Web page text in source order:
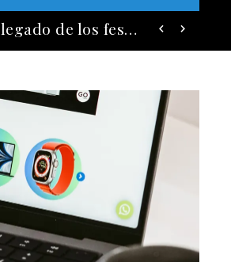
Historia y legado de los festivales de música más antiguos